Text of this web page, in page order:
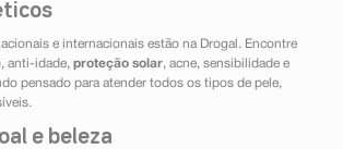
e internacionais estão na Drogal. Encontre
anti-idade, proteção solar, acne, sensibilidade e
pensado para atender todos os tipos de pele,
e beleza